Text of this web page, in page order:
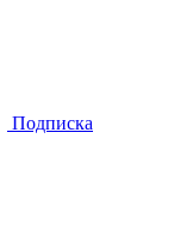
Подписка